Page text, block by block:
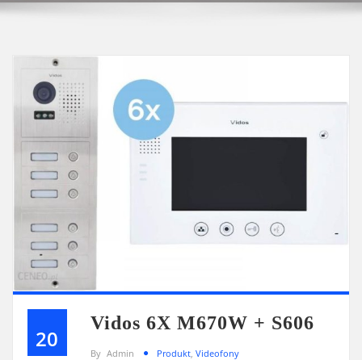
20
Vidos 6X M670W + S606
By Admin Produkt Videofony